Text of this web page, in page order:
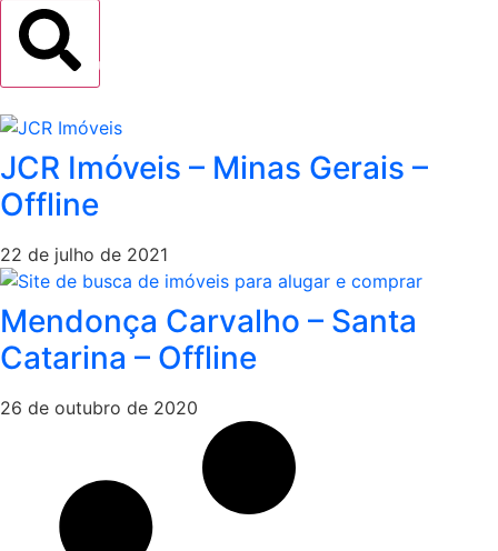
Buscar
JCR Imóveis – Minas Gerais –
Offline
22 de julho de 2021
Mendonça Carvalho – Santa
Catarina – Offline
26 de outubro de 2020